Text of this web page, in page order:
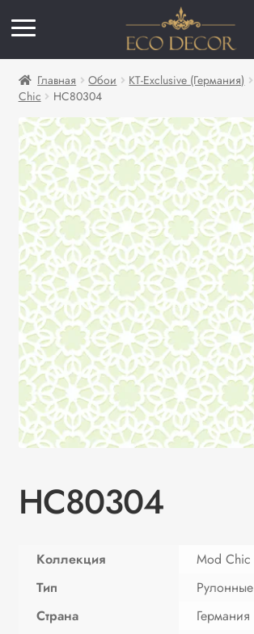
Главная Обои KT-Exclusive (Германия)
Chic
HC80304
HC80304
Коллекция
Mod Chic
Тип
Рулонные
Страна
Германия